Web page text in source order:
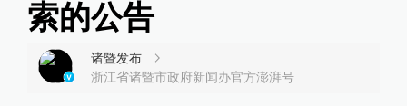
索的公告
诸暨发布
浙江省诸暨市政府新闻办官方澎湃号